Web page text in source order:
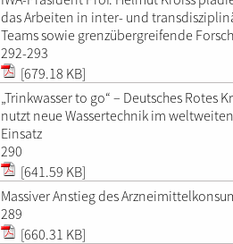
das Arbeiten in inter- und
Teams sowie grenzübergreifende
292-293
[679.18 KB]
„Trinkwasser to go“ – Deutsches Rotes
nutzt neue Wassertechnik im weltweiten
Einsatz
290
[641.59 KB]
Massiver Anstieg des
289
[660.31 KB]